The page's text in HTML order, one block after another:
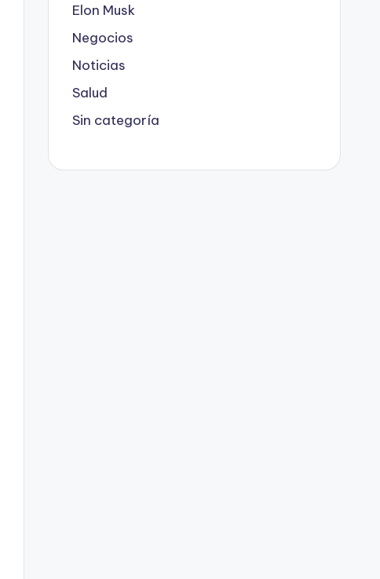
Elon Musk
Negocios
Noticias
Salud
Sin categoría